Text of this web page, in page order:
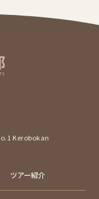
Kerobokan
ツアー紹介